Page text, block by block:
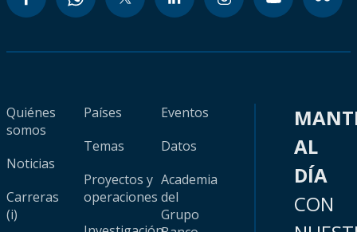
Quiénes
somos
Noticias
Carreras
(i)
Países
Temas
Proyectos y
operaciones
Eventos
Datos
Academia
del
Grupo
AL
DÍA
CON